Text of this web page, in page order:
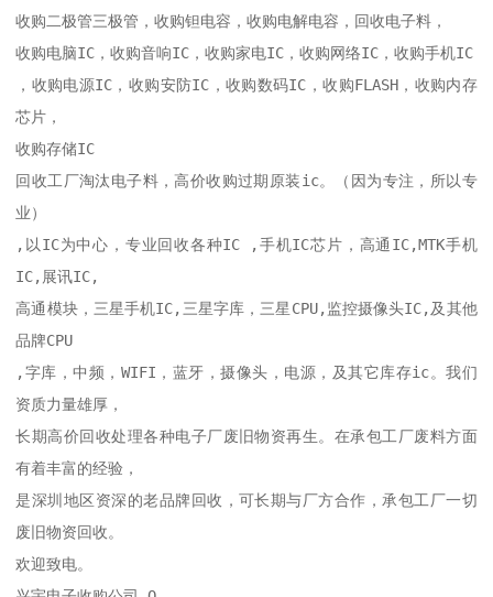
收购二极管三极管，收购钽电容，收购电解电容，回收电子料，
收购电脑IC，收购音响IC，收购家电IC，收购网络IC，收购手机IC
，收购电源IC，收购安防IC，收购数码IC，收购FLASH，收购内存
芯片，
收购存储IC
回收工厂淘汰电子料，高价收购过期原装ic。（因为专注，所以专
业）
,以IC为中心，专业回收各种IC ,手机IC芯片，高通IC,MTK手机
IC,展讯IC,
高通模块，三星手机IC,三星字库，三星CPU,监控摄像头IC,及其他
品牌CPU
,字库，中频，WIFI，蓝牙，摄像头，电源，及其它库存ic。我们
资质力量雄厚，
长期高价回收处理各种电子厂废旧物资再生。在承包工厂废料方面
有着丰富的经验，
是深圳地区资深的老品牌回收，可长期与厂方合作，承包工厂一切
废旧物资回收。
欢迎致电。